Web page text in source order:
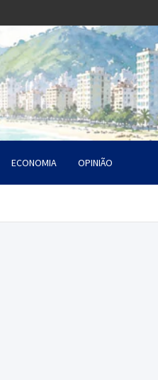
ECONOMIA OPINIÃO